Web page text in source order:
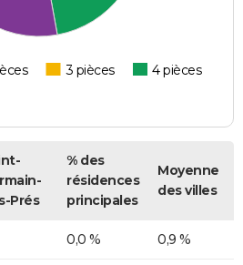
3 pièces
4 pièces
Prés
% des
résidences
principales
Moyenne
des villes
0,0 % 0,9 %